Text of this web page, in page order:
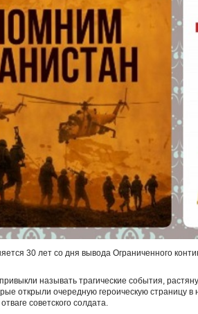
30 лет со дня вывода Ограниченного
называть трагические события,
открыли очередную героическую страницу
советского солдата.